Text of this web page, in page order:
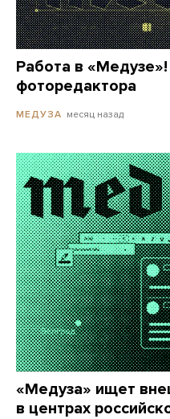
Работа в
фоторедактора
МЕДУЗА месяц назад
«Медуза» ищет
в центрах